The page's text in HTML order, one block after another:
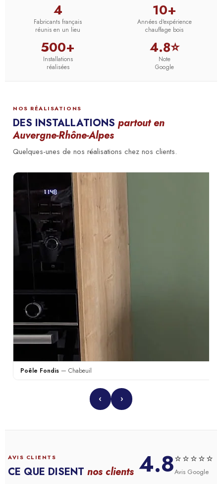
4
Fabricants français
réunis en un lieu
10+
Années d'expérience
chauffage bois
500+
Installations
réalisées
4.8⭐
Note
Google
NOS RÉALISATIONS
DES INSTALLATIONS partout en
Auvergne-Rhône-Alpes
Quelques-unes de nos réalisations chez nos clients.
Poêle Fondis — Chabeuil
‹ ›
AVIS CLIENTS
CE QUE DISENT nos clients 4.8⭐⭐⭐⭐⭐
Avis Google